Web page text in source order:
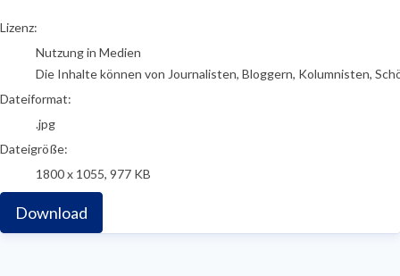
go to media item
Lizenz:
Nutzung in Medien
Die Inhalte können von Journalisten, Bloggern, Kolumnisten,
Dateiformat:
.jpg
Dateigröße:
1800 x 1055, 977 KB
Download